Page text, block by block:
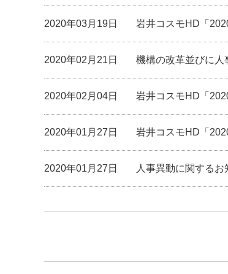
2020年03月19日 岩井コスモHD「
2020年02月21日 機構の改革並びに人
2020年02月04日 岩井コスモHD「
2020年01月27日 岩井コスモHD「
2020年01月27日 人事異動に関するお